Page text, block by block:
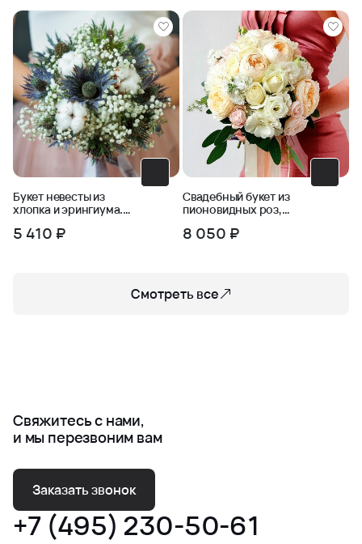
Букет невесты из
хлопка и эрингиума.
5 410 ₽
Свадебный букет из
пионовидных роз,
8 050 ₽
Смотреть все
Свяжитесь с нами,
и мы перезвоним вам
Заказать звонок
+7 (495) 230-50-61